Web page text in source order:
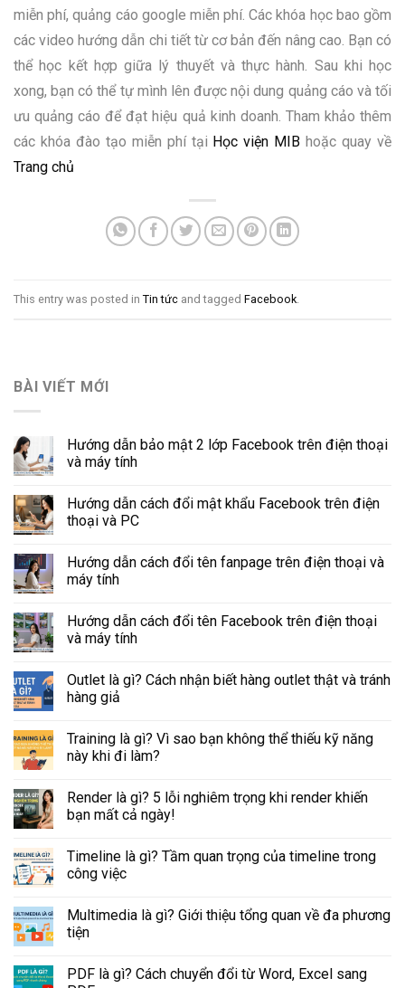
miễn phí, quảng cáo google miễn phí. Các khóa học bao gồm
các video hướng dẫn chi tiết từ cơ bản đến nâng cao. Bạn có
thể học kết hợp giữa lý thuyết và thực hành. Sau khi học
xong, bạn có thể tự mình lên được nội dung quảng cáo và tối
ưu quảng cáo để đạt hiệu quả kinh doanh. Tham khảo thêm
các khóa đào tạo miễn phí tại Học viện MIB hoặc quay về
Trang chủ
This entry was posted in Tin tức and tagged Facebook
BÀI VIẾT MỚI
Hướng dẫn bảo mật 2 lớp Facebook trên điện thoại
và máy tính
Hướng dẫn cách đổi mật khẩu Facebook trên điện
thoại và PC
Hướng dẫn cách đổi tên fanpage trên điện thoại và
máy tính
Hướng dẫn cách đổi tên Facebook trên điện thoại
và máy tính
Outlet là gì? Cách nhận biết hàng outlet thật và tránh
hàng giả
Training là gì? Vì sao bạn không thể thiếu kỹ năng
này khi đi làm?
Render là gì? 5 lỗi nghiêm trọng khi render khiến
bạn mất cả ngày!
Timeline là gì? Tầm quan trọng của timeline trong
công việc
Multimedia là gì? Giới thiệu tổng quan về đa phương
tiện
PDF là gì? Cách chuyển đổi từ Word, Excel sang